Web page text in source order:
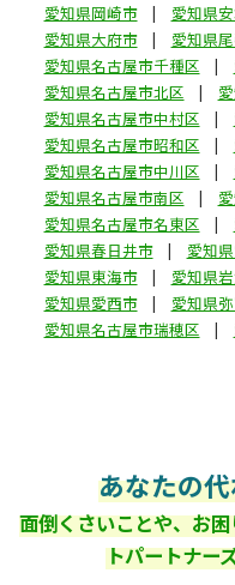
愛知県岡崎市
愛知県
愛知県大府市
愛知県
愛知県名古屋市千種区
愛知県名古屋市北区
愛知県名古屋市中村区
愛知県名古屋市昭和区
愛知県名古屋市中川区
愛知県名古屋市南区
愛知県名古屋市名東区
愛知県春日井市
愛知
愛知県東海市
愛知県
愛知県愛西市
愛知県
愛知県名古屋市瑞穂区
あなたの
面倒くさいことや、お
トパートナー